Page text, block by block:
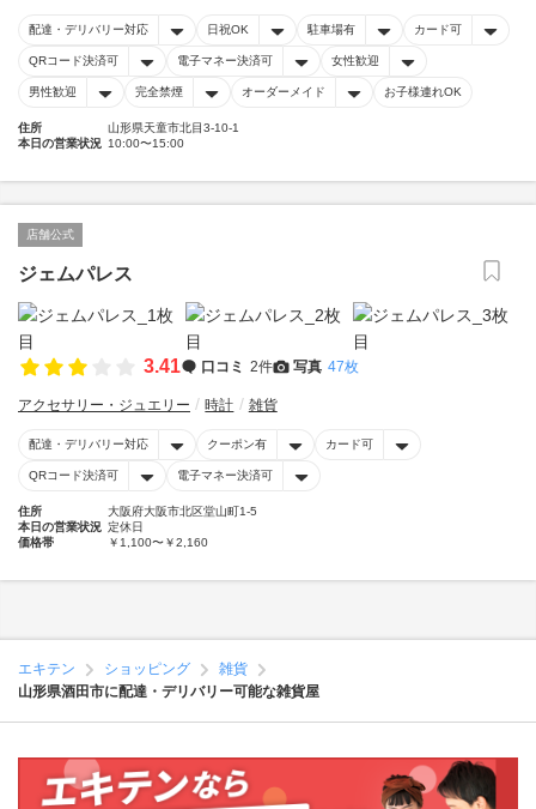
配達・デリバリー対応 日祝OK 駐車場有 カード可
QRコード決済可 電子マネー決済可 女性歓迎
男性歓迎 完全禁煙 オーダーメイド お子様連れOK
住所
山形県天童市北目3-10-1
本日の営業状況 10:00〜15:00
店舗公式
ジェムパレス
3.41 口コミ 2件 写真 47枚
アクセサリー・ジュエリー 時計 雑貨
配達・デリバリー対応 クーポン有 カード可
QRコード決済可 電子マネー決済可
住所
大阪府大阪市北区堂山町1-5
本日の営業状況 定休日
価格帯
￥1,100〜￥2,160
エキテン ショッピング
雑貨
山形県酒田市に配達・デリバリー可能な雑貨屋